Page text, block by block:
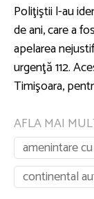
Poliţiştii l-au
de ani, care a
apelarea
urgenţă 112.
Timişoara,
AFLA MAI
amenintare
continental